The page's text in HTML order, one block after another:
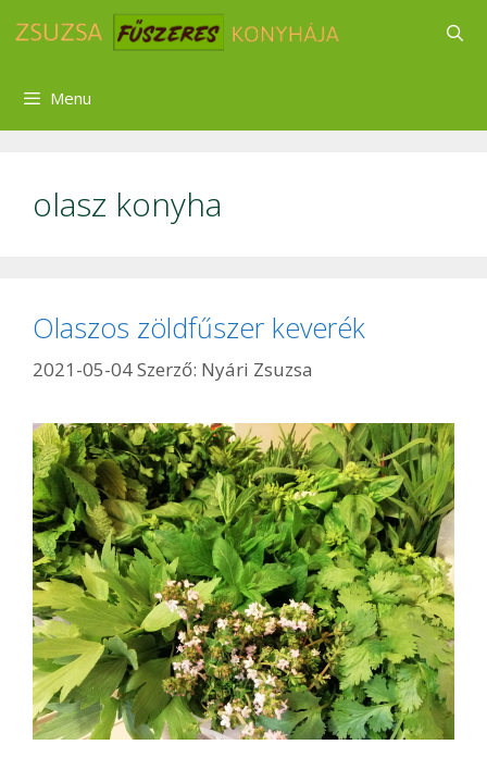
Menu
olasz konyha
Olaszos zöldfűszer keverék
2021-05-04Szerző: Nyári Zsuzsa